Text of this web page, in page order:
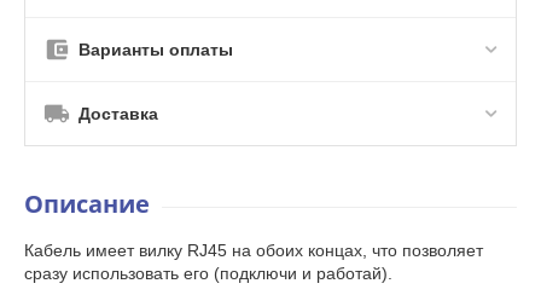
Варианты оплаты
Доставка
Описание
Кабель имеет вилку RJ45 на обоих концах, что позволяет
сразу использовать его (подключи и работай).